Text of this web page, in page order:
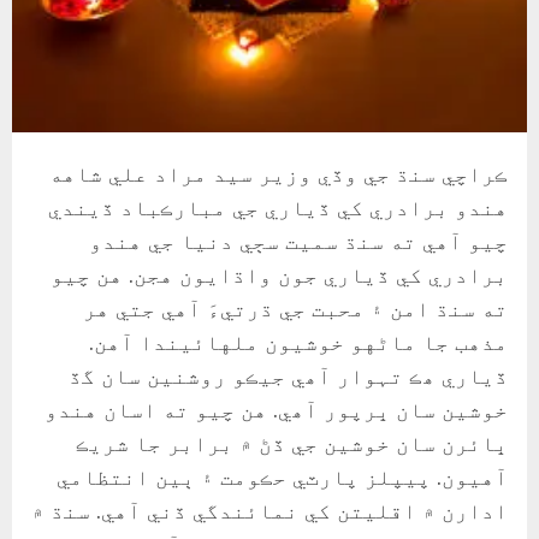
ڪراچي سنڌ جي وڏي وزير سيد مراد علي شاهه
هندو برادري کي ڏياري جي مبارڪباد ڏيندي
چيو آهي ته سنڌ سميت سڄي دنيا جي هندو
برادري کي ڏياري جون واڌايون هجن. هن چيو
ته سنڌ امن ۽ محبت جي ڌرتيءَ آهي جتي هر
مذهب جا ماڻهو خوشيون ملهائيندا آهن.
ڏياري ھڪ تہوار آھي جيڪو روشنين سان گڏ
خوشين سان ڀرپور آھي. هن چيو ته اسان هندو
ڀائرن سان خوشين جي ڏڻ ۾ برابر جا شريڪ
آهيون. پيپلز پارٽي حڪومت ۽ ٻين انتظامي
ادارن ۾ اقليتن کي نمائندگي ڏني آهي. سنڌ ۾